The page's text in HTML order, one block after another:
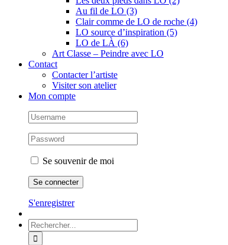
Au fil de LO (3)
Clair comme de LO de roche (4)
LO source d’inspiration (5)
LO de LÀ (6)
Art Classe – Peindre avec LO
Contact
Contacter l’artiste
Visiter son atelier
Mon compte
Se souvenir de moi
S'enregistrer
Rechercher: